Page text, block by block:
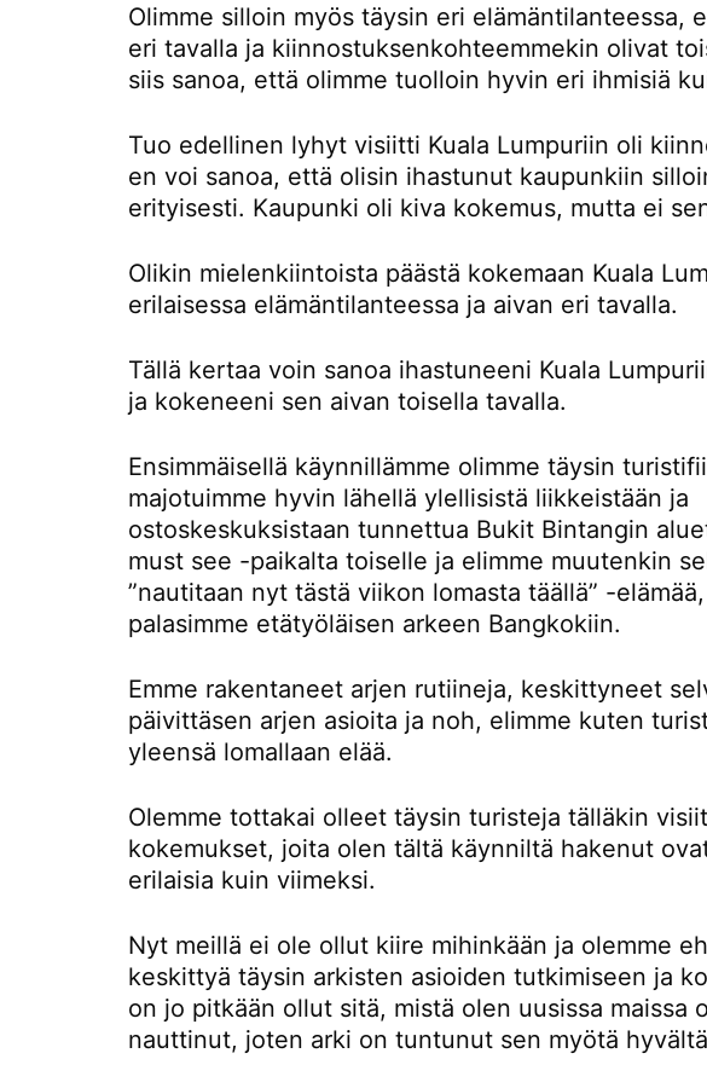
Olimme silloin myös täysin eri elämäntilanteessa,
eri tavalla ja kiinnostuksenkohteemmekin olivat
siis sanoa, että olimme tuolloin hyvin eri ihmisiä
Tuo edellinen lyhyt visiitti Kuala Lumpuriin oli
en voi sanoa, että olisin ihastunut kaupunkiin
erityisesti. Kaupunki oli kiva kokemus, mutta ei
Olikin mielenkiintoista päästä kokemaan Kuala
erilaisessa elämäntilanteessa ja aivan eri tavalla.
Tällä kertaa voin sanoa ihastuneeni Kuala
ja kokeneeni sen aivan toisella tavalla.
Ensimmäisellä käynnillämme olimme täysin
majotuimme hyvin lähellä ylellisistä liikkeistään ja
ostoskeskuksistaan tunnettua Bukit Bintangin
must see -paikalta toiselle ja elimme muutenkin
”nautitaan nyt tästä viikon lomasta täällä” -
palasimme etätyöläisen arkeen Bangkokiin.
Emme rakentaneet arjen rutiineja, keskittyneet
päivittäsen arjen asioita ja noh, elimme kuten
yleensä lomallaan elää.
Olemme tottakai olleet täysin turisteja tälläkin
kokemukset, joita olen tältä käynniltä hakenut
erilaisia kuin viimeksi.
Nyt meillä ei ole ollut kiire mihinkään ja olemme
keskittyä täysin arkisten asioiden tutkimiseen ja
on jo pitkään ollut sitä, mistä olen uusissa maissa
nauttinut, joten arki on tuntunut sen myötä